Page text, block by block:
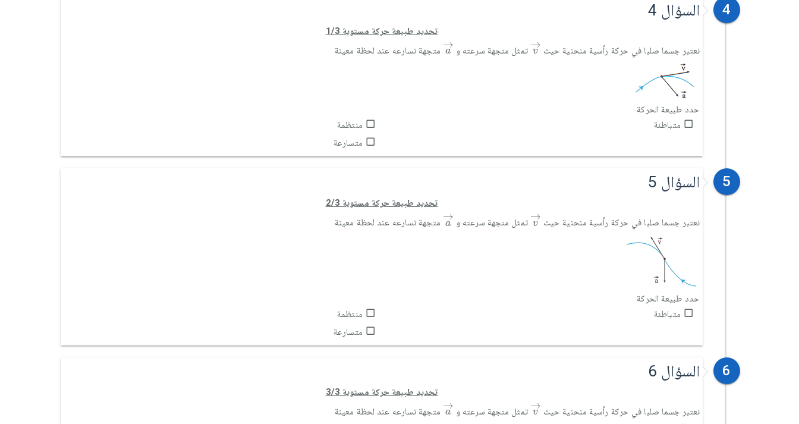
4 السؤال 4
تحديد طبيعة حركة مستوية 1/3
نعتبر جسما صلبا في حركة رأسية منحنية حيث
→
v
v→
تمثل متجهة سرعته و
→
a
a→
متجهة تسارعه عند لحظة معينة
حدد طبيعة الحركة
منتظمة
متباطئة
متسارعة
5 السؤال 5
تحديد طبيعة حركة مستوية 2/3
نعتبر جسما صلبا في حركة رأسية منحنية حيث
→
v
v→
تمثل متجهة سرعته و
→
a
a→
متجهة تسارعه عند لحظة معينة
حدد طبيعة الحركة
منتظمة
متباطئة
متسارعة
6 السؤال 6
تحديد طبيعة حركة مستوية 3/3
نعتبر جسما صلبا في حركة رأسية منحنية حيث
→
v
v→
تمثل متجهة سرعته و
→
a
a→
متجهة تسارعه عند لحظة معينة